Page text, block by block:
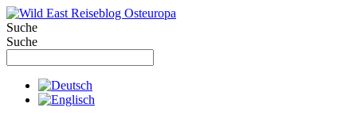
Zum
Inhalt
springen
Suche
Suche